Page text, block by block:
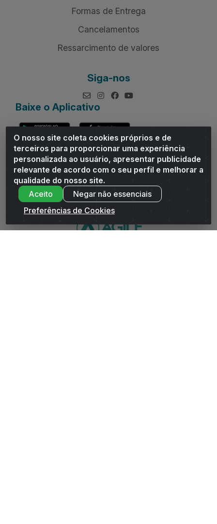
O nosso site coleta cookies próprios e de
terceiros para proporcionar uma experiência
personalizada ao usuário, apresentar publicidade
relevante de acordo com o seu perfil e melhorar a
qualidade do nosso site.
Aceito
Negar não essenciais
Preferências de Cookies
Formas de Entrega
Cancelamentos
Ressarcimento de valores
Siga-nos
Baixe o Aplicativo
Andrade Distribuidor - ROD AL 110, n° 1401 - Sitio Moco,
Arapiraca/AL - CEP 57319-300 - CNPJ 10.667.481/0001-47